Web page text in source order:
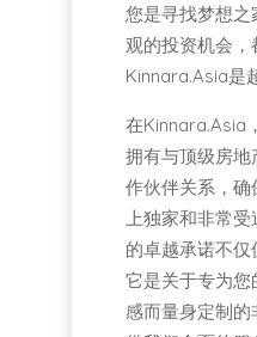
您是寻找梦想
观的投资机会，
Kinnara.Asia是
在Kinnara.Asia
拥有与顶级房地
作伙伴关系，确
上独家和非常受
的卓越承诺不仅
它是关于专为您
感而量身定制